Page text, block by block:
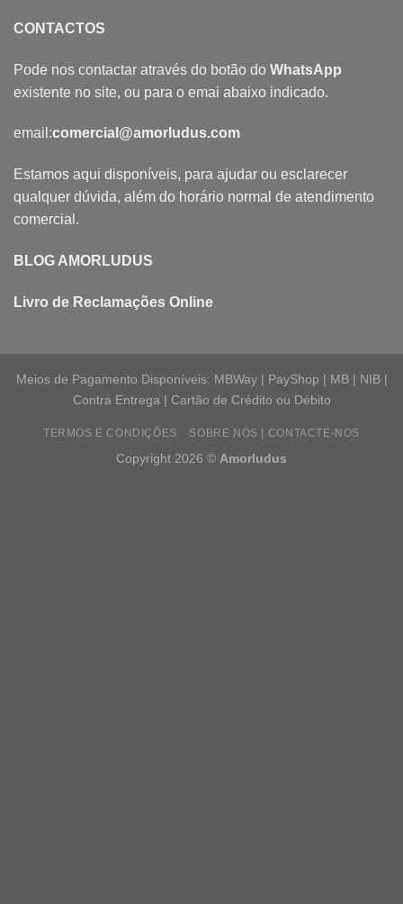
CONTACTOS
Pode nos contactar através do botão do WhatsApp
existente no site, ou para o emai abaixo indicado.
email:comercial@amorludus.com
Estamos aqui disponíveis, para ajudar ou esclarecer
qualquer dúvida, além do horário normal de atendimento
comercial.
BLOG AMORLUDUS
Livro de Reclamações Online
Meios de Pagamento Disponíveis: MBWay | PayShop | MB | NIB |
Contra Entrega | Cartão de Crédito ou Débito
TERMOS E CONDIÇÕES SOBRE NÓS | CONTACTE-NOS
Copyright 2026 © Amorludus